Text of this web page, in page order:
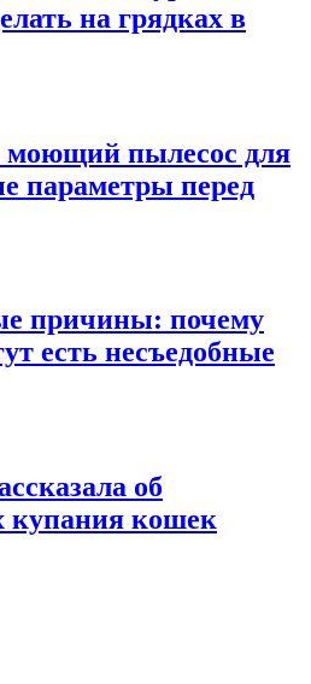
на грядках в
моющий пылесос для
параметры перед
причины: почему
есть несъедобные
об
купания кошек